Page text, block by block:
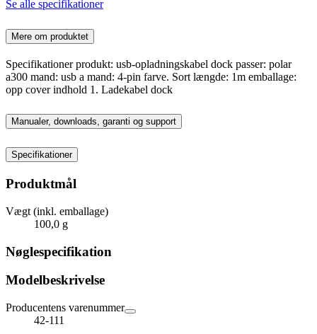
Se alle specifikationer
Mere om produktet
Specifikationer produkt: usb-opladningskabel dock passer: polar
a300 mand: usb a mand: 4-pin farve. Sort længde: 1m emballage:
opp cover indhold 1. Ladekabel dock
Manualer, downloads, garanti og support
Specifikationer
Produktmål
Vægt (inkl. emballage)
100,0 g
Nøglespecifikation
Modelbeskrivelse
Producentens varenummer
42-111